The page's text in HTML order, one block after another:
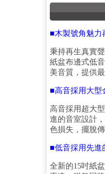
■木製號角魅力
秉持再生真實
紙盆布邊式低
美音質，提供
■高音採用大型
高音採用超大
進的音室設計
色損失，擺脫
■低音採用先進
全新的15吋紙